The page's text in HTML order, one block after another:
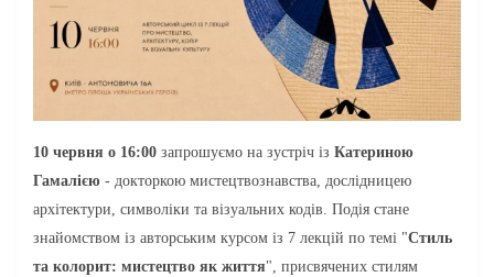
10 червня о 16:00 запрошуємо на зустріч із Катериною
Гамалією - докторкою мистецтвознавства, дослідницею
архітектури, символіки та візуальних кодів. Подія стане
знайомством із авторським курсом із 7 лекцій по темі "Стиль
та колорит: мистецтво як життя", присвячених стилям